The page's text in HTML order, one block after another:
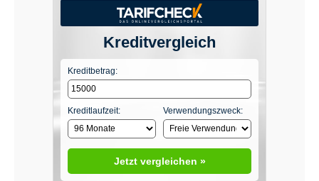
Kreditvergleich
Kreditbetrag:
Kreditlaufzeit: Verwendungszweck:
Jetzt vergleichen »